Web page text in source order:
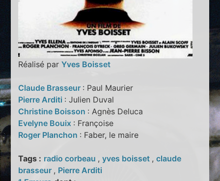
Réalisé parYves Boisset
Claude Brasseur : Paul Maurier
Pierre Arditi : Julien Duval
Christine Boisson : Agnès Deluca
Evelyne Bouix : Françoise
Roger Planchon : Faber, le maire
Tags : radio corbeau ,yves boisset ,claude
brasseur , Pierre Arditi